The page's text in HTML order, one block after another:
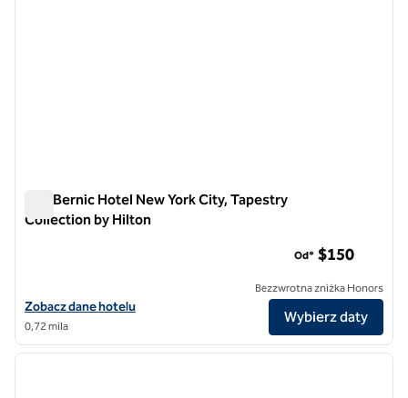
The Bernic Hotel New York City, Tapestry
Collection by Hilton
Zobacz szczegóły hotelu The Bernic Hotel New York City, Tapestry
Zobacz dane hotelu
0,72 mila
Od* $150
Bezzwrotna zniżka Honors
Wybierz daty
1/12
1 z 12